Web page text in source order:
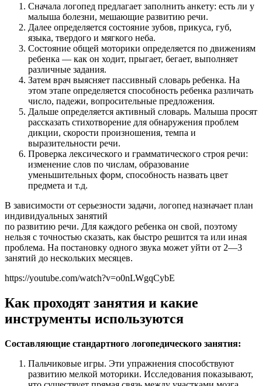
Сначала логопед предлагает заполнить анкету: есть ли у
малыша болезни, мешающие развитию речи.
Далее определяется состояние зубов, прикуса, губ,
языка, твердого и мягкого неба.
Состояние общей моторики определяется по движениям
ребенка — как он ходит, прыгает, бегает, выполняет
различные задания.
Затем врач выясняет пассивный словарь ребенка. На
этом этапе определяется способность ребенка различать
число, падежи, вопросительные предложения.
Дальше определяется активный словарь. Малыша просят
рассказать стихотворение для обнаружения проблем
дикции, скорости произношения, темпа и
выразительности речи.
Проверка лексического и грамматического строя речи:
изменение слов по числам, образование
уменьшительных форм, способность назвать цвет
предмета и т.д.
В зависимости от серьезности задачи, логопед назначает план
индивидуальных занятий
по развитию речи. Для каждого ребенка он свой, поэтому
нельзя с точностью сказать, как быстро решится та или иная
проблема. На постановку одного звука может уйти от 2—3
занятий до нескольких месяцев.
https://youtube.com/watch?v=o0nLWgqCybE
Как проходят занятия и какие
инструменты используются
Составляющие стандартного логопедического занятия:
Пальчиковые игры. Эти упражнения способствуют
развитию мелкой моторики. Исследования показывают,